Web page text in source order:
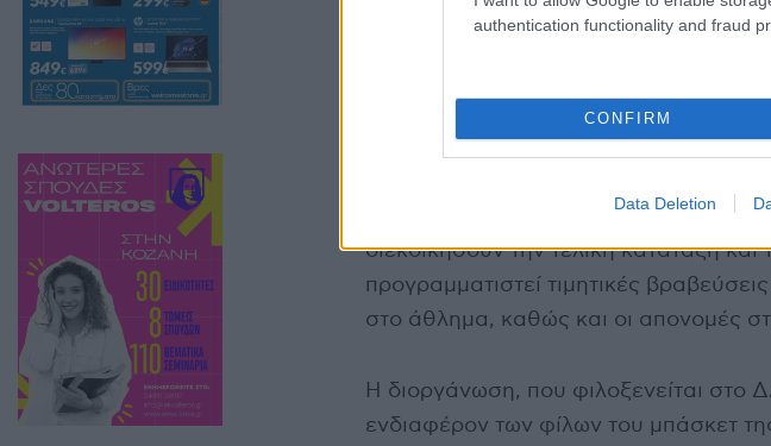
authentication functionality and fraud
CONFIRM
Data Deletion
μεγάλο τελικό στις 18:30, με το
διεκδικήσουν την τελική κατάταξη
προγραμματιστεί τιμητικές
στο άθλημα, καθώς και οι απονομές
Η διοργάνωση, που φιλοξενείται στο
ενδιαφέρον των φίλων του μπάσκετ